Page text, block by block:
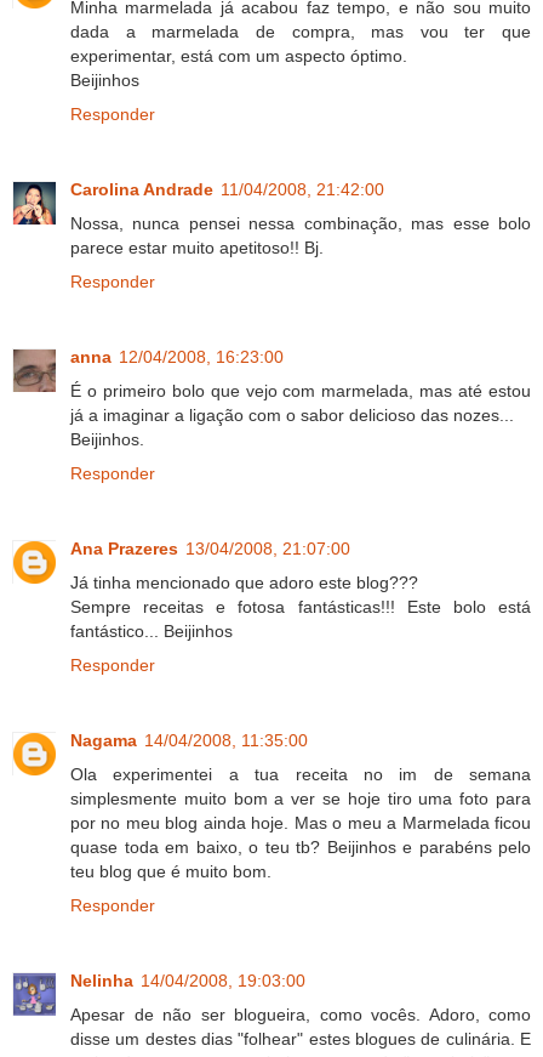
Minha marmelada já acabou faz tempo, e não sou muito
dada a marmelada de compra, mas vou ter que
experimentar, está com um aspecto óptimo.
Beijinhos
Responder
Carolina Andrade 11/04/2008, 21:42:00
Nossa, nunca pensei nessa combinação, mas esse bolo
parece estar muito apetitoso!! Bj.
Responder
anna 12/04/2008, 16:23:00
É o primeiro bolo que vejo com marmelada, mas até estou
já a imaginar a ligação com o sabor delicioso das nozes...
Beijinhos.
Responder
Ana Prazeres 13/04/2008, 21:07:00
Já tinha mencionado que adoro este blog???
Sempre receitas e fotosa fantásticas!!! Este bolo está
fantástico... Beijinhos
Responder
Nagama 14/04/2008, 11:35:00
Ola experimentei a tua receita no im de semana
simplesmente muito bom a ver se hoje tiro uma foto para
por no meu blog ainda hoje. Mas o meu a Marmelada ficou
quase toda em baixo, o teu tb? Beijinhos e parabéns pelo
teu blog que é muito bom.
Responder
Nelinha 14/04/2008, 19:03:00
Apesar de não ser blogueira, como vocês. Adoro, como
disse um destes dias "folhear" estes blogues de culinária. E